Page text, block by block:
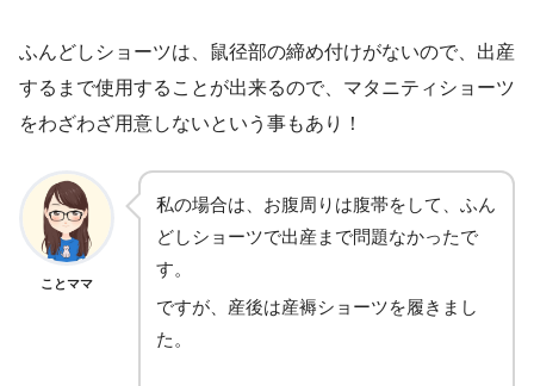
ふんどしショーツは、鼠径部の締め付けがないので、出産
するまで使用することが出来るので、マタニティショーツ
をわざわざ用意しないという事もあり！
ことママ
私の場合は、お腹周りは腹帯をして、ふん
どしショーツで出産まで問題なかったで
す。
ですが、産後は産褥ショーツを履きまし
た。